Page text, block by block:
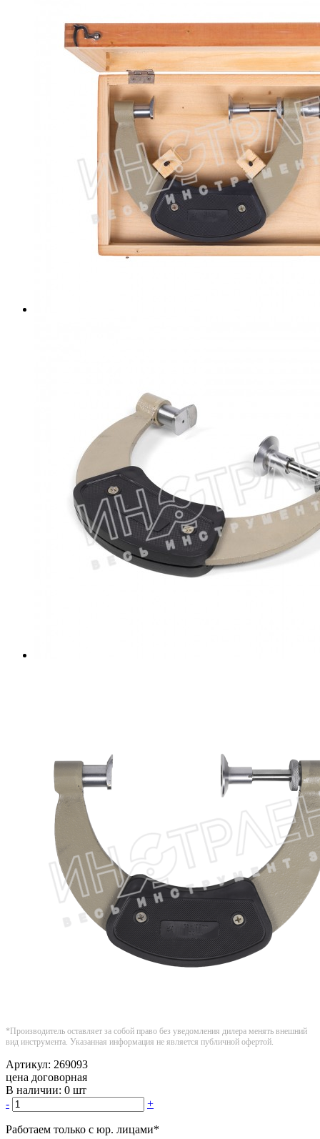
*Производитель оставляет за собой право без уведомления дилера менять внешний
вид инструмента. Указанная информация не является публичной офертой.
Артикул: 269093
цена договорная
В наличии: 0 шт
-
+
Работаем только с юр. лицами*